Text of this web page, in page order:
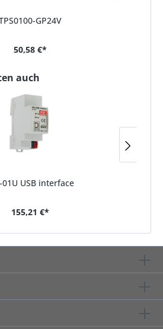
GP24V
50,58 €*
auch
01U USB interface
155,21 €*